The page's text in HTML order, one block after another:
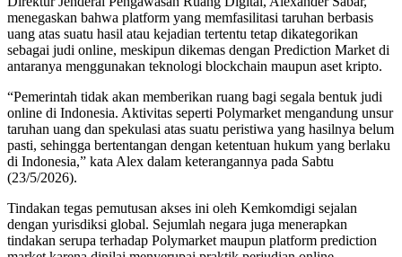
menegaskan bahwa platform yang memfasilitasi taruhan berbasis
uang atas suatu hasil atau kejadian tertentu tetap dikategorikan
sebagai judi online, meskipun dikemas dengan Prediction Market di
antaranya menggunakan teknologi blockchain maupun aset kripto.
“Pemerintah tidak akan memberikan ruang bagi segala bentuk judi
online di Indonesia. Aktivitas seperti Polymarket mengandung unsur
taruhan uang dan spekulasi atas suatu peristiwa yang hasilnya belum
pasti, sehingga bertentangan dengan ketentuan hukum yang berlaku
di Indonesia,” kata Alex dalam keterangannya pada Sabtu
(23/5/2026).
Tindakan tegas pemutusan akses ini oleh Kemkomdigi sejalan
dengan yurisdiksi global. Sejumlah negara juga menerapkan
tindakan serupa terhadap Polymarket maupun platform prediction